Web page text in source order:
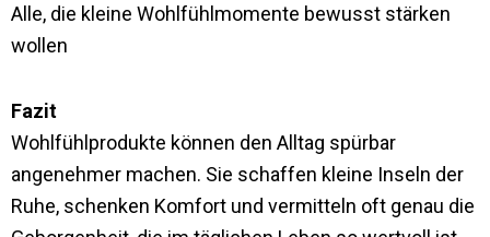
Alle, die kleine Wohlfühlmomente bewusst stärken
wollen
Fazit
Wohlfühlprodukte können den Alltag spürbar
angenehmer machen. Sie schaffen kleine Inseln der
Ruhe, schenken Komfort und vermitteln oft genau die